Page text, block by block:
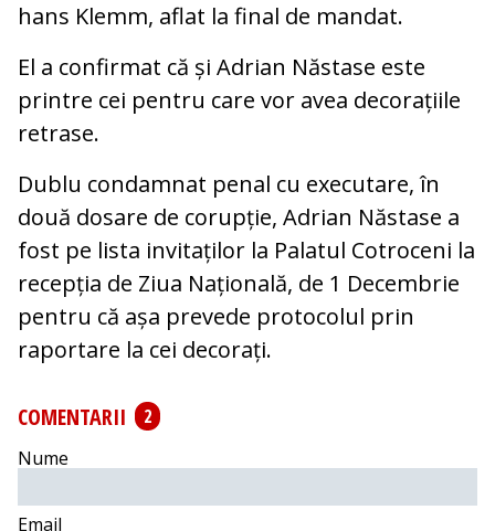
hans Klemm, aflat la final de mandat.
El a confirmat că și Adrian Năstase este
printre cei pentru care vor avea decorațiile
retrase.
Dublu condamnat penal cu executare, în
două dosare de corupție, Adrian Năstase a
fost pe lista invitaților la Palatul Cotroceni la
recepția de Ziua Națională, de 1 Decembrie
pentru că așa prevede protocolul prin
raportare la cei decorați.
COMENTARII
2
Nume
Email